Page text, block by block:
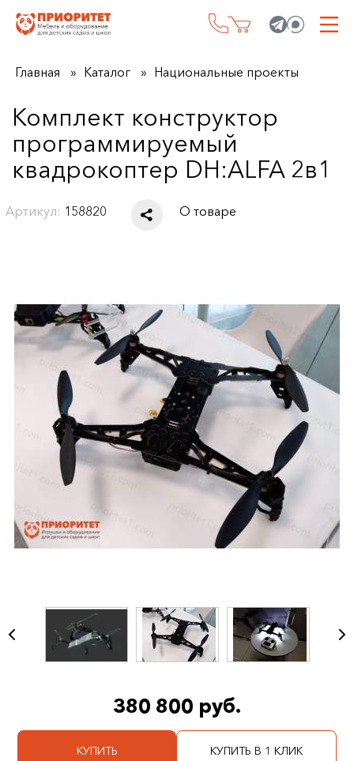
Главная Каталог Национальные проекты
Комплект конструктор
программируемый
квадрокоптер DH:ALFA 2в1
Артикул: 158820 О товаре
380 800 руб.
КУПИТЬ КУПИТЬ В 1 КЛИК